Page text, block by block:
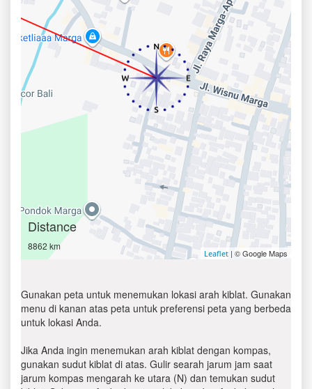
Distance
8862 km
Leaflet | © Google Maps
Gunakan peta untuk menemukan lokasi arah kiblat. Gunakan
menu di kanan atas peta untuk preferensi peta yang berbeda
untuk lokasi Anda.
Jika Anda ingin menemukan arah kiblat dengan kompas,
gunakan sudut kiblat di atas. Gulir searah jarum jam saat
jarum kompas mengarah ke utara (N) dan temukan sudut